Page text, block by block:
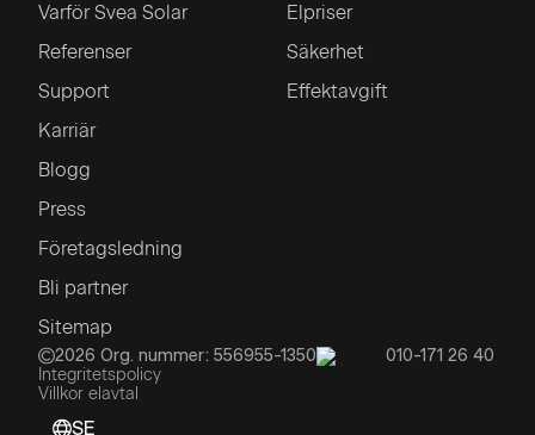
Varför Svea Solar
Referenser
Support
Karriär
Blogg
Press
Företagsledning
Bli partner
Sitemap
Elpriser
Säkerhet
Effektavgift
2026 Org. nummer: 556955-1350 010-171 26 40
Integritetspolicy
Villkor elavtal
SE